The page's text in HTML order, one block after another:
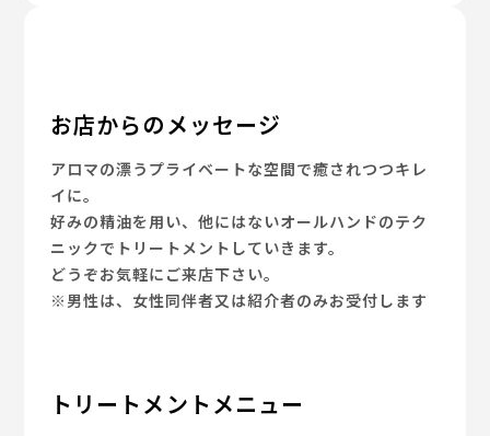
お店からのメッセージ
アロマの漂うプライベートな空間で癒されつつキレ
イに。
好みの精油を用い、他にはないオールハンドのテク
ニックでトリートメントしていきます。
どうぞお気軽にご来店下さい。
※男性は、女性同伴者又は紹介者のみお受付します
トリートメントメニュー